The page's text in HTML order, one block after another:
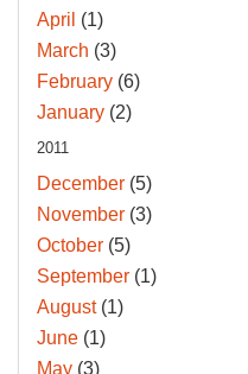
April (1)
March (3)
February (6)
January (2)
2011
December (5)
November (3)
October (5)
September (1)
August(1)
June (1)
May (3)